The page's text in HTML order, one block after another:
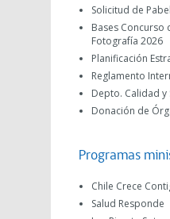
Solicitud de
Bases Concurso
Fotografía 2026
Planificación
Reglamento
Depto. Calidad y
Donación de
Programas
Chile Crece
Salud Responde